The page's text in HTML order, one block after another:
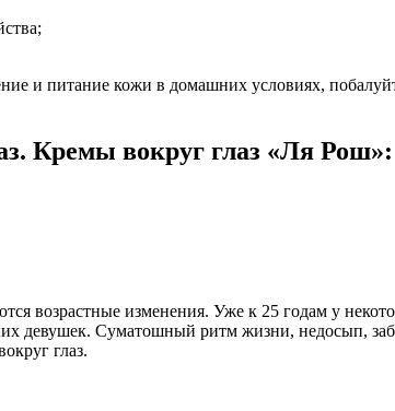
и питание кожи в домашних условиях,
Кремы вокруг глаз «Ля
возрастные изменения. Уже к 25 годам у
девушек. Суматошный ритм жизни, недосып,
глаз.